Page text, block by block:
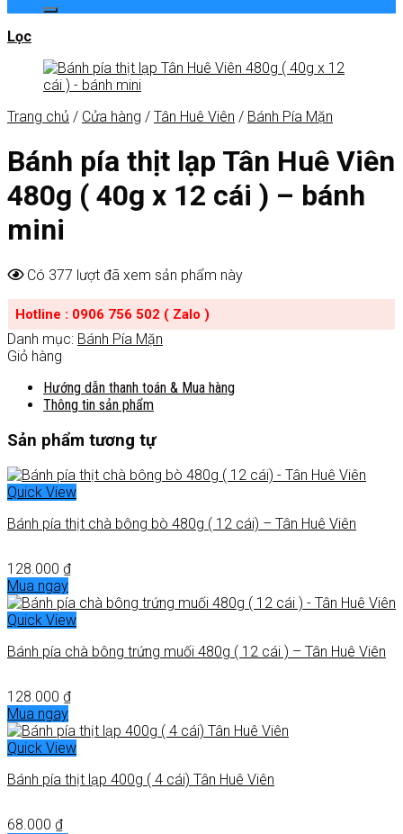
Lọc
Trang chủ / Cửa hàng / Tân Huê Viên / Bánh Pía Mặn
Bánh pía thịt lạp Tân Huê Viên
480g ( 40g x 12 cái ) – bánh
mini
Có 377 lượt đã xem sản phẩm này
Hotline : 0906 756 502 ( Zalo )
Danh mục: Bánh Pía Mặn
Giỏ hàng
Hướng dẫn thanh toán & Mua hàng
Thông tin sản phẩm
Sản phẩm tương tự
Quick View
Bánh pía thịt chà bông bò 480g ( 12 cái) – Tân Huê Viên
128.000 ₫
Mua ngay
Quick View
Bánh pía chà bông trứng muối 480g ( 12 cái ) – Tân Huê Viên
128.000 ₫
Mua ngay
Quick View
Bánh pía thịt lạp 400g ( 4 cái) Tân Huê Viên
68.000 ₫